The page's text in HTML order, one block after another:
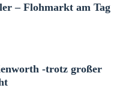
– Flohmarkt am Tag
-trotz großer